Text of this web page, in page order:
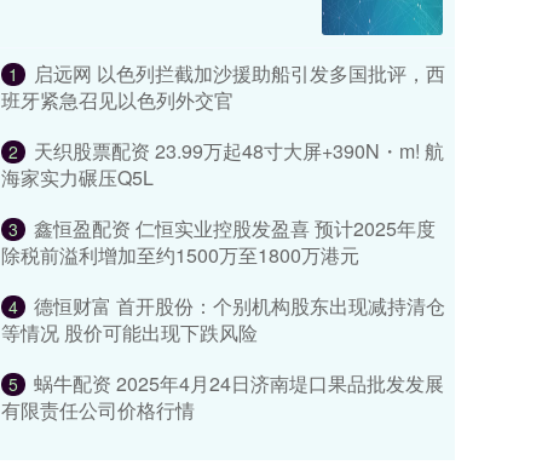
1
启远网 以色列拦截加沙援助船引发多国批评，西
班牙紧急召见以色列外交官
2
天织股票配资 23.99万起48寸大屏+390N・m! 航
海家实力碾压Q5L
3
鑫恒盈配资 仁恒实业控股发盈喜 预计2025年度
除税前溢利增加至约1500万至1800万港元
4
德恒财富 首开股份：个别机构股东出现减持清仓
等情况 股价可能出现下跌风险
5
蜗牛配资 2025年4月24日济南堤口果品批发发展
有限责任公司价格行情